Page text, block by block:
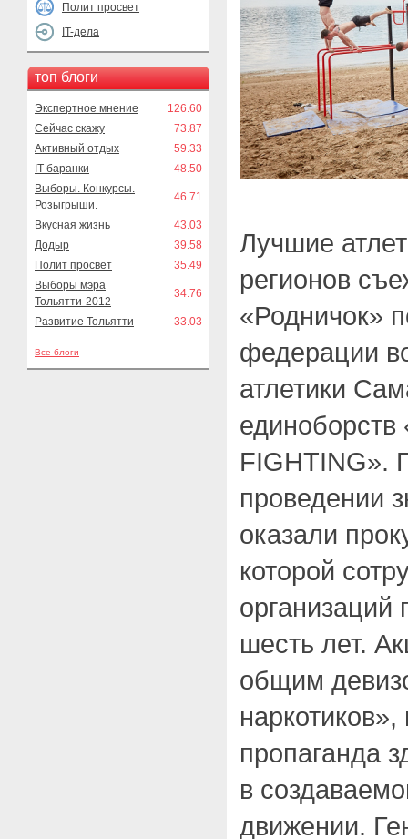
Полит просвет
IT-дела
топ блоги
Экспертное мнение
126.60
Сейчас скажу
73.87
Активный отдых
59.33
IT-баранки
48.50
Выборы. Конкурсы.
Розыгрыши.
46.71
Вкусная жизнь
43.03
Додыр
39.58
Полит просвет
35.49
Выборы мэра
Тольятти-2012
34.76
Развитие Тольятти 33.03
Все блоги
Лучшие
регионов
«Родничок»
федерации
атлетики
единоборств
FIGHTING».
проведении
оказали
которой
организаций
шесть лет.
общим
пропаганда
в
движении.